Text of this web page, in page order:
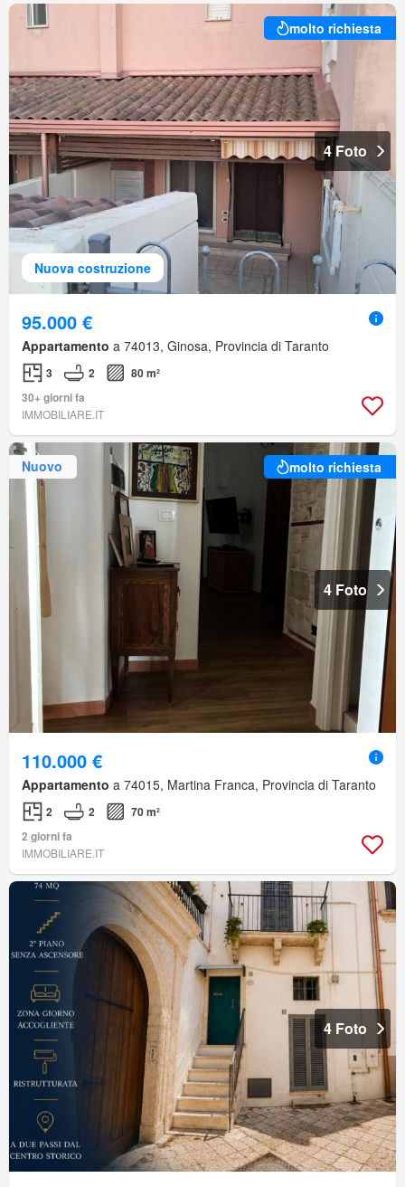
Nuova costruzione
molto richiesta
4 Foto
95.000 €
Appartamento a 74013, Ginosa, Provincia di Taranto
3 2
80 m²
30+ giorni fa
IMMOBILIARE.IT
Nuovo molto richiesta
4 Foto
110.000 €
Appartamento a 74015, Martina Franca, Provincia di Taranto
2 2
70 m²
2 giorni fa
IMMOBILIARE.IT
4 Foto